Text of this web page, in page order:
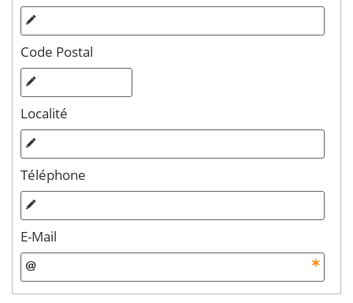
Code Postal
Localité
Téléphone
E-Mail